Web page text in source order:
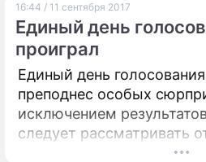
16:44 / 11 сентября 2017
Единый день
проиграл
Единый день
преподнес особых
исключением
следует рассматривать
особого статуса города-